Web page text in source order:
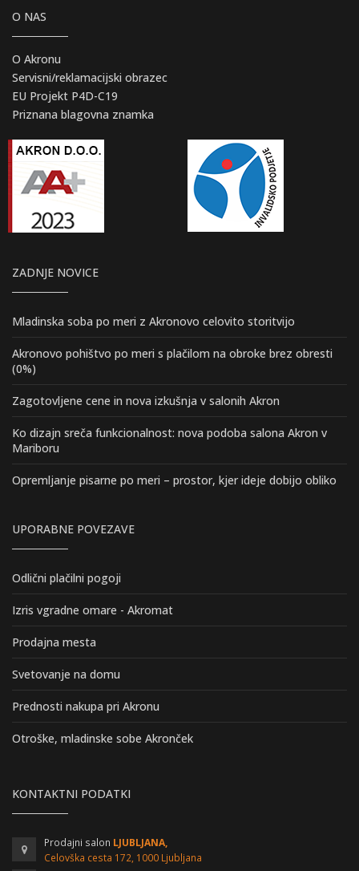
O NAS
O Akronu
Servisni/reklamacijski obrazec
EU Projekt P4D-C19
Priznana blagovna znamka
ZADNJE NOVICE
Mladinska soba po meri z Akronovo celovito storitvijo
Akronovo pohištvo po meri s plačilom na obroke brez obresti
(0%)
Zagotovljene cene in nova izkušnja v salonih Akron
Ko dizajn sreča funkcionalnost: nova podoba salona Akron v
Mariboru
Opremljanje pisarne po meri – prostor, kjer ideje dobijo obliko
UPORABNE POVEZAVE
Odlični plačilni pogoji
Izris vgradne omare - Akromat
Prodajna mesta
Svetovanje na domu
Prednosti nakupa pri Akronu
Otroške, mladinske sobe Akronček
KONTAKTNI PODATKI
Prodajni salon LJUBLJANA,
Celovška cesta 172, 1000 Ljubljana